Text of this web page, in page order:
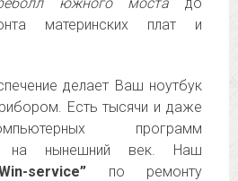
материнских плат и
делает Ваш ноутбук
Есть тысячи и даже
программ
на нынешний век. Наш
service” по ремонту